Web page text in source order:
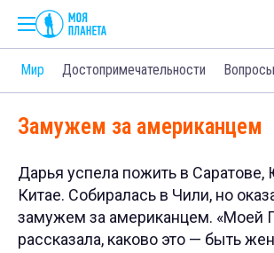
Мир Достопримечательности
Замужем за американцем
Дарья успела пожить в Саратове,
Китае. Собиралась в Чили, но
замужем за американцем. «Моей
рассказала, каково это — быть